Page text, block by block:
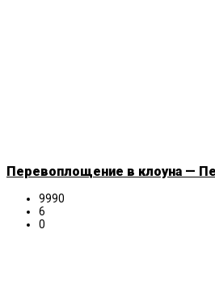
Перевоплощение в клоуна —
9990
6
0